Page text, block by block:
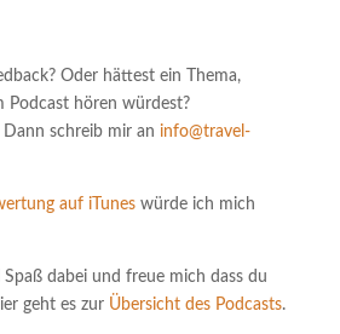
Oder hättest ein Thema,
Podcast hören würdest?
schreib mir an info@travel-
auf iTuneswürde ich mich
Spaß dabei und freue mich dass du
geht es zurÜbersicht des Podcasts.